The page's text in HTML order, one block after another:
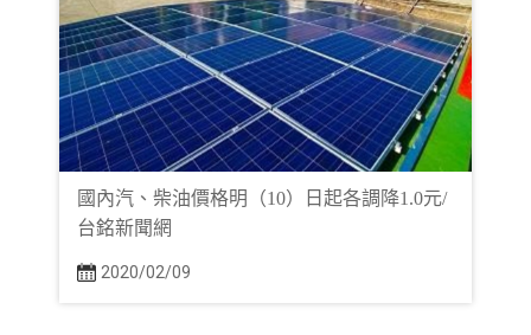
國內汽、柴油價格明（10）日起各調降1.0元/
台銘新聞網
2020/02/09